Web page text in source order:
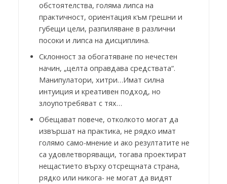
обстоятелства, голяма липса на
практичност, ориентация към грешни и
губещи цели, разпиляване в различни
посоки и липса на дисциплина.
Склонност за обогатяване по нечестен
начин, „целта оправдава средствата“.
Манипулатори, хитри…Имат силна
интуиция и креативен подход, но
злоупотребяват с тях…
Обещават повече, отколкото могат да
извършат на практика, не рядко имат
голямо само-мнение и ако резултатите не
са удовлетворяващи, тогава проектират
нещастието върху отсрещната страна,
рядко или никога- не могат да видят